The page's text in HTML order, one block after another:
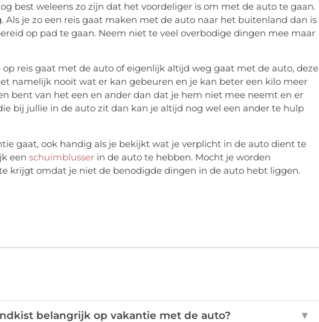
best weleens zo zijn dat het voordeliger is om met de auto te gaan.
Als je zo een reis gaat maken met de auto naar het buitenland dan is
op pad te gaan. Neem niet te veel overbodige dingen mee maar
reis gaat met de auto of eigenlijk altijd weg gaat met de auto, deze
namelijk nooit wat er kan gebeuren en je kan beter een kilo meer
bent van het een en ander dan dat je hem niet mee neemt en er
bij jullie in de auto zit dan kan je altijd nog wel een ander te hulp
gaat, ook handig als je bekijkt wat je verplicht in de auto dient te
een schuimblusser in de auto te hebben. Mocht je worden
krijgt omdat je niet de benodigde dingen in de auto hebt liggen.
belangrijk op vakantie met de auto? ▼